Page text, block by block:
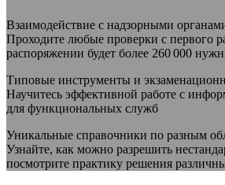
Взаимодействие с надзорными
Проходите любые проверки с первого
распоряжении будет более 260 000
Типовые инструменты и
Научитесь эффективной работе с
для функциональных служб
Уникальные справочники по разным
Узнайте, как можно разрешить
посмотрите практику решения